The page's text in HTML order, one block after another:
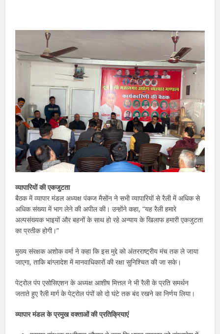
व्यापारियों की एकजुटता
बैठक में व्यापार मंडल अध्यक्ष पंकज मैसोंन ने सभी व्यापारियों से रैली में अधिक से
अधिक संख्या में भाग लेने की अपील की। उन्होंने कहा, “यह रैली हमारे
अल्पसंख्यक भाइयों और बहनों के साथ हो रहे अन्याय के खिलाफ हमारी एकजुटता
का प्रतीक होगी।”
मुख्य संरक्षक अशोक वर्मा ने कहा कि इस मुद्दे को अंतरराष्ट्रीय मंच तक ले जाया
जाएगा, ताकि बांग्लादेश में मानवाधिकारों की रक्षा सुनिश्चित की जा सके।
पेट्रोल पंप एसोसिएशन के अध्यक्ष आशीष मित्तल ने भी रैली के प्रति समर्थन
जताते हुए रैली मार्ग के पेट्रोल पंपों को दो घंटे तक बंद रखने का निर्णय लिया।
व्यापार मंडल के प्रमुख वक्ताओं की प्रतिक्रियाएं